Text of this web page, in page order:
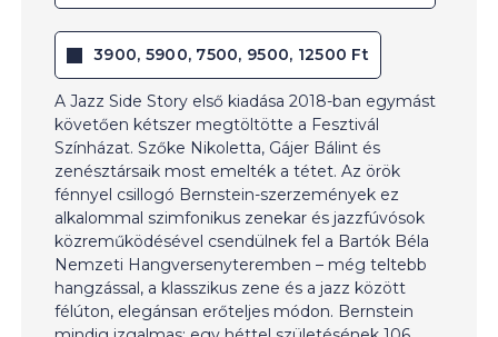
3900, 5900, 7500, 9500, 12500 Ft
A Jazz Side Story első kiadása 2018-ban egymást
követően kétszer megtöltötte a Fesztivál
Színházat. Szőke Nikoletta, Gájer Bálint és
zenésztársaik most emelték a tétet. Az örök
fénnyel csillogó Bernstein-szerzemények ez
alkalommal szimfonikus zenekar és jazzfúvósok
közreműködésével csendülnek fel a Bartók Béla
Nemzeti Hangversenyteremben – még teltebb
hangzással, a klasszikus zene és a jazz között
félúton, elegánsan erőteljes módon. Bernstein